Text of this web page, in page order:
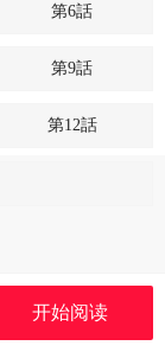
第6話
第9話
第12話
开始阅读